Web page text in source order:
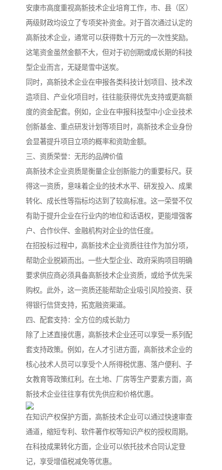
安康市高度重视高新技术企业培育工作，市、县（区）
两级财政均设立了专项奖补资金。对于首次通过认定的
高新技术企业，通常可以获得数十万元的一次性奖励。
这笔资金虽然金额不大，但对于初创期或成长期的科技
型企业而言，无疑是雪中送炭。
同时，高新技术企业在申报各类科技计划项目、技术改
造项目、产业化项目时，往往能获得优先支持或更高额
度的资金配套。例如，企业在申报科技型中小企业技术
创新基金、重点研发计划等项目时，高新技术企业身份
会显著提升项目立项的概率和资助金额。
三、资质荣誉：无形的品牌价值
高新技术企业资质是衡量企业创新能力的重要标尺。获
得这一资质，意味着企业的技术水平、研发投入、成果
转化、成长性等指标均达到了较高标准。这一荣誉不仅
有助于提升企业在行业内的地位和话语权，更能增强客
户、合作伙伴、金融机构对企业的信任度。
在招投标过程中，高新技术企业资质往往作为加分项，
帮助企业脱颖而出。一些大型企业、政府采购项目明确
要求供应商必须具备高新技术企业资质，或给予优先采
购权。此外，这一资质还能帮助企业吸引风险投资、获
得银行信贷支持，拓宽融资渠道。
四、配套支持：全方位的成长助力
除了上述直接优惠，高新技术企业还可以享受一系列配
套支持政策。例如，在人才引进方面，高新技术企业的
核心技术人员可以享受个人所得税优惠、落户便利、子
女教育等政策红利。在土地、厂房等生产要素方面，高
新技术企业往往享有优先供应和价格优惠。
在知识产权保护方面，高新技术企业可以通过快速审查
通道，缩短专利、软件著作权等知识产权的授权周期。
在科技成果转化方面，企业可以依托技术合同认定登
记，享受增值税减免等优惠。